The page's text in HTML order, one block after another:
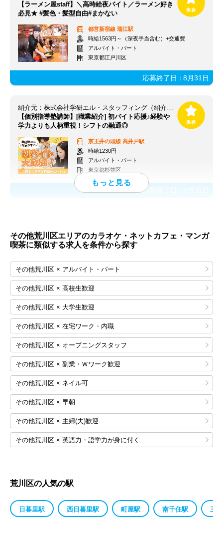
【ラーメン屋staff】＼高時給夜バイト／ラーメン好き
必見★ #髪色・髪型自由#まかない
都営新宿線 瑞江駅
時給1563円～（深夜手当含む）+交通費
アルバイト・パート
東京都江戸川区
応募終了日：8月31日
紹介元：株式会社学研エル・スタッフィング（紹介先：個別指導学院ヒーローズ 高井戸校）
【個別指導塾講師】[職業紹介] 初バイト応援♪経験や
学力よりも人柄重視！シフトの融通◎
京王井の頭線 高井戸駅
時給1230円
アルバイト・パート
東京都杉並区
応募終了日：
その他荒川区エリアのカラオケ・ネットカフェ・マンガ
喫茶に類似する求人を条件から探す
その他荒川区 × アルバイト・パート
その他荒川区 × 高校生歓迎
その他荒川区 × 大学生歓迎
その他荒川区 × 在宅ワーク・内職
その他荒川区 × オープニングスタッフ
その他荒川区 × 副業・Ｗワーク歓迎
その他荒川区 × ネイル可
その他荒川区 × 早朝
その他荒川区 × 主婦(夫)歓迎
その他荒川区 × 英語力・語学力が身に付く
荒川区の人気の駅
日暮里駅 西日暮里駅 町屋駅 南千住駅 三